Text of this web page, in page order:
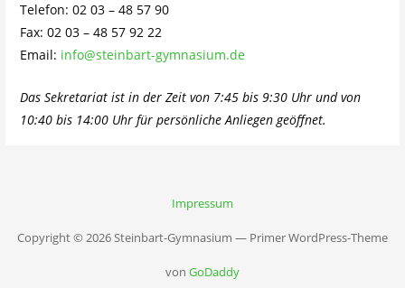
Telefon: 02 03 – 48 57 90
Fax: 02 03 – 48 57 92 22
Email: info@steinbart-gymnasium.de
Das Sekretariat ist in der Zeit von 7:45 bis 9:30 Uhr und von
10:40 bis 14:00 Uhr für persönliche Anliegen geöffnet.
Impressum
Copyright © 2026 Steinbart-Gymnasium — Primer WordPress-Theme
von GoDaddy